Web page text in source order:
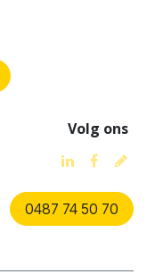
Volg ons
0487 74 50 70